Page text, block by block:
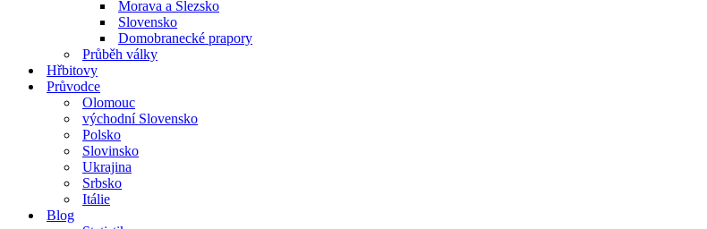
Morava a Slezsko
Slovensko
Domobranecké prapory
Průběh války
Hřbitovy
Průvodce
Olomouc
východní Slovensko
Polsko
Slovinsko
Ukrajina
Srbsko
Itálie
Blog